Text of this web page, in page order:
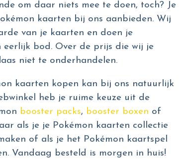
om daar niets mee te doen, toch? Je
kaarten bij ons aanbieden. Wij
van je kaarten en doen je
eerlijk bod. Over de prijs die wij je
niet te onderhandelen.
kaarten kopen kan bij ons natuurlijk
heb je ruime keuze uit de
booster packs, booster boxen of
als je je Pokémon kaarten collectie
of als je het Pokémon kaartspel
Vandaag besteld is morgen in huis!